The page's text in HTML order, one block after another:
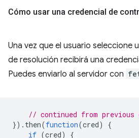
Cómo usar una credencial de
Una vez que el usuario seleccione
de resolución recibirá una
Puedes enviarlo al servidor con
// continued from previous
}). then(function(cred)
{
if (cred)
{